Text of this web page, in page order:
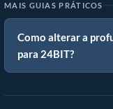
MAIS GUIAS PRÁTICOS
Como alterar a
para 24BIT?